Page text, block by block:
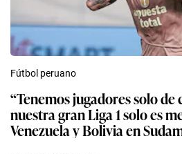
Fútbol peruano
“Tenemos jugadores solo de
nuestra gran Liga 1 solo es
Venezuela y Bolivia en